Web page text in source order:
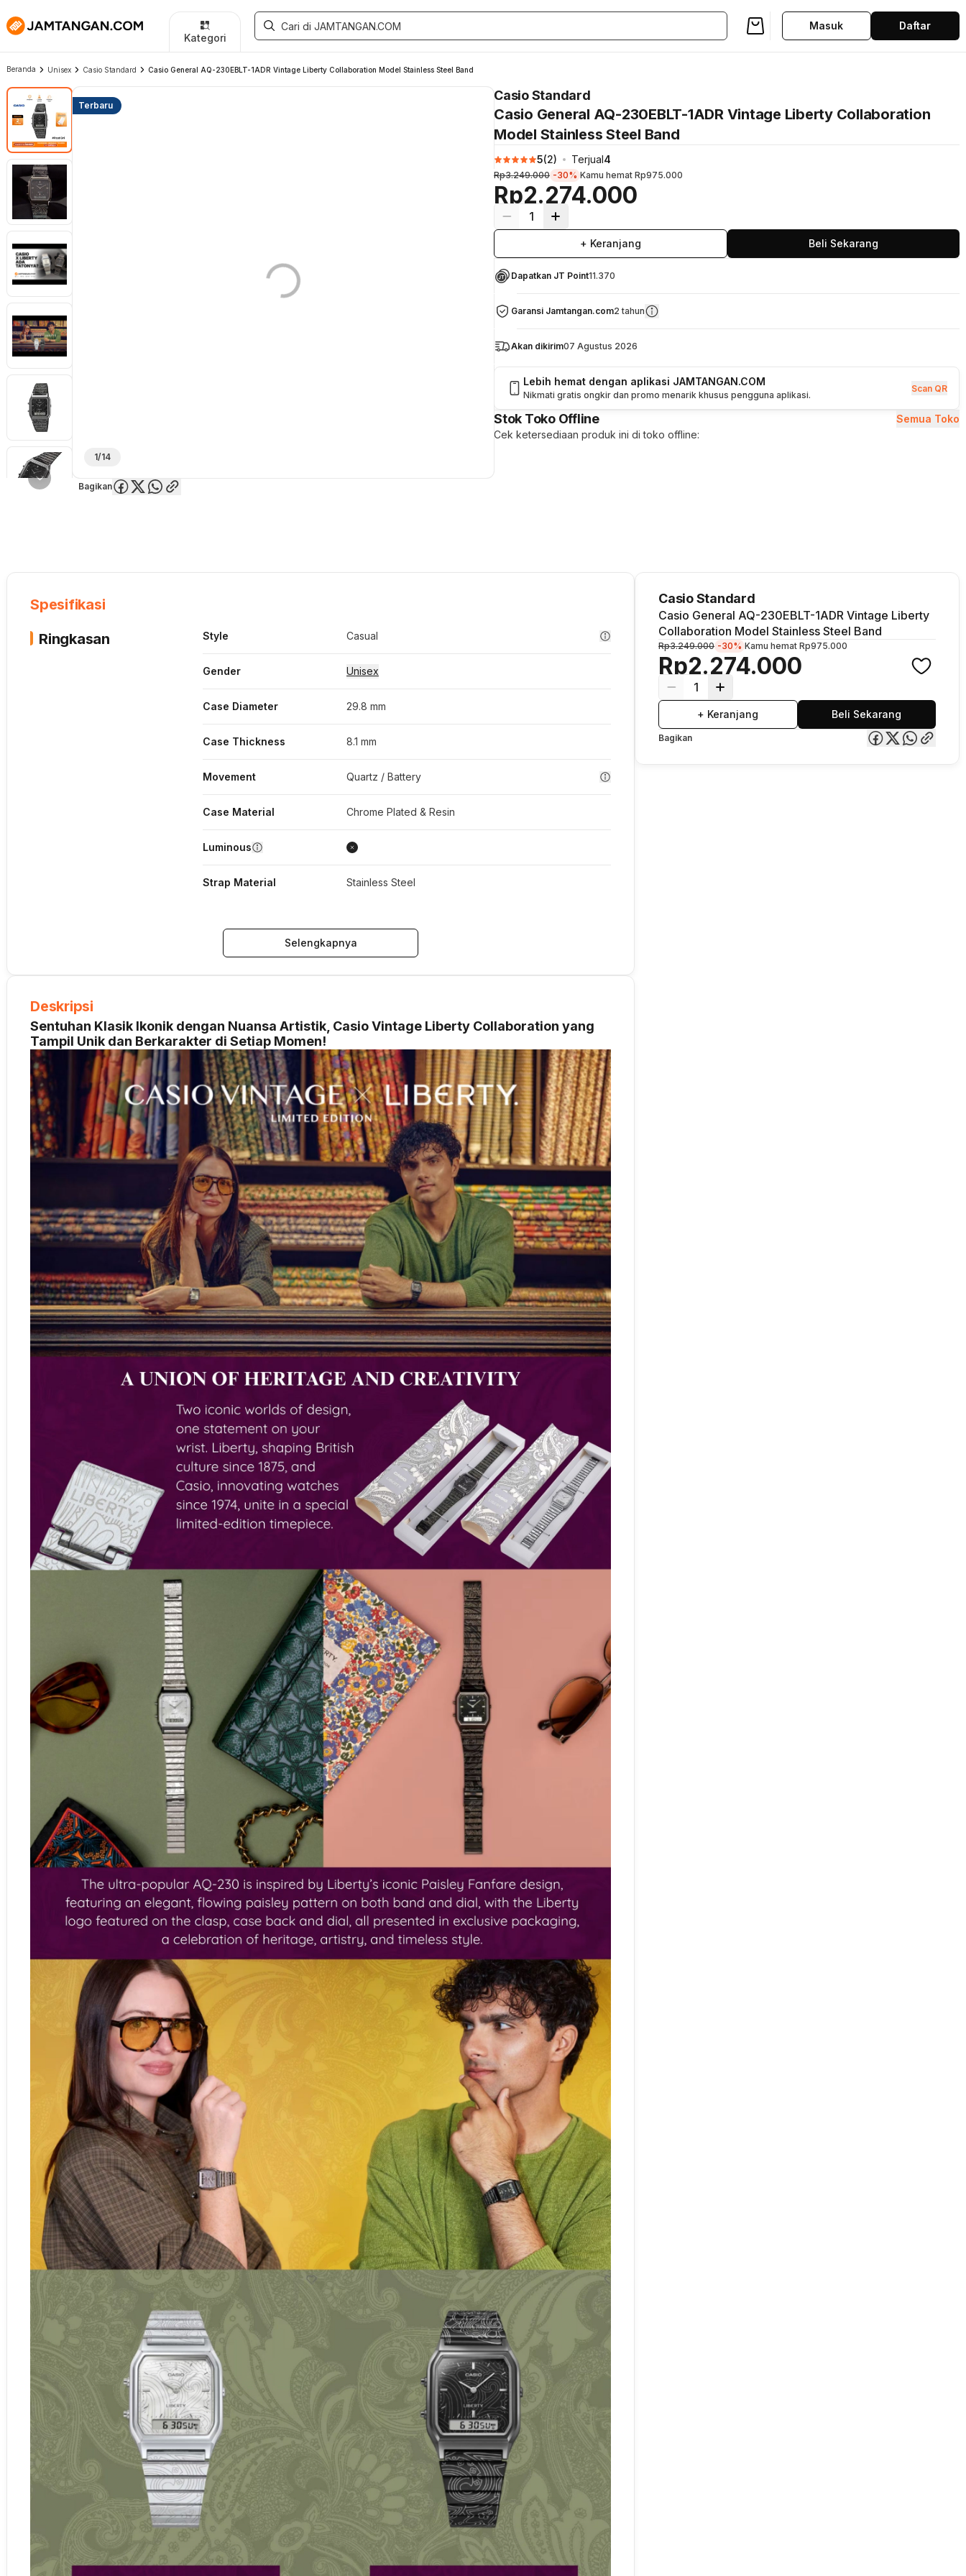
Kategori
Masuk Daftar
Beranda Unisex Casio Standard Casio General AQ-230EBLT-1ADR Vintage Liberty Collaboration Model Stainless Steel Band
Terbaru
1/14
Bagikan
Casio Standard
Casio General AQ-230EBLT-1ADR Vintage Liberty Collaboration
Model Stainless Steel Band
5(2) Terjual4
Rp2.274.000
Rp3.249.000 -30% Kamu hemat Rp975.000
1
+ Keranjang Beli Sekarang
Dapatkan JT Point11.370
Garansi Jamtangan.com2 tahun
Akan dikirim07 Agustus 2026
Lebih hemat dengan aplikasi JAMTANGAN.COM
Nikmati gratis ongkir dan promo menarik khusus pengguna aplikasi.
Scan QR
Stok Toko Offline
Semua Toko
Cek ketersediaan produk ini di toko offline:
Spesifikasi
Ringkasan
Style Casual
Gender Unisex
Case Diameter 29.8 mm
Case Thickness 8.1 mm
Movement Quartz / Battery
Case Material Chrome Plated & Resin
Luminous
Strap Material Stainless Steel
Selengkapnya
Deskripsi
Sentuhan Klasik Ikonik dengan Nuansa Artistik, Casio Vintage Liberty Collaboration yang
Tampil Unik dan Berkarakter di Setiap Momen!
Casio Standard
Casio General AQ-230EBLT-1ADR Vintage Liberty
Collaboration Model Stainless Steel Band
Rp2.274.000
Rp3.249.000 -30% Kamu hemat Rp975.000
1
+ Keranjang Beli Sekarang
Bagikan